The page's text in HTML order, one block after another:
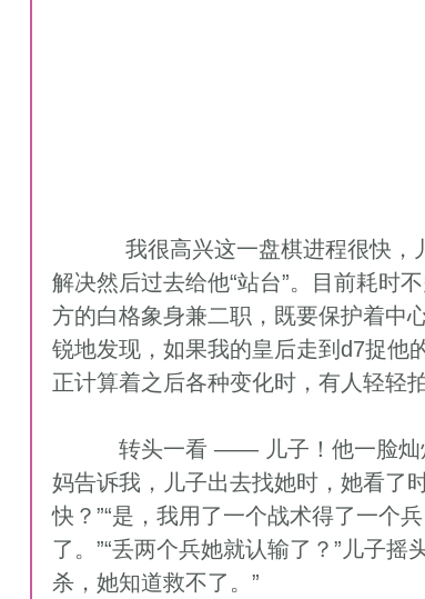
解决然后过去给他“站台”。目前耗时
方的白格象身兼二职，既要保护着中
锐地发现，如果我的皇后走到d7捉他
正计算着之后各种变化时，有人轻轻
妈告诉我，儿子出去找她时，她看了
快？”“是，我用了一个战术得了一个
了。”“丢两个兵她就认输了？”儿子
杀，她知道救不了。”